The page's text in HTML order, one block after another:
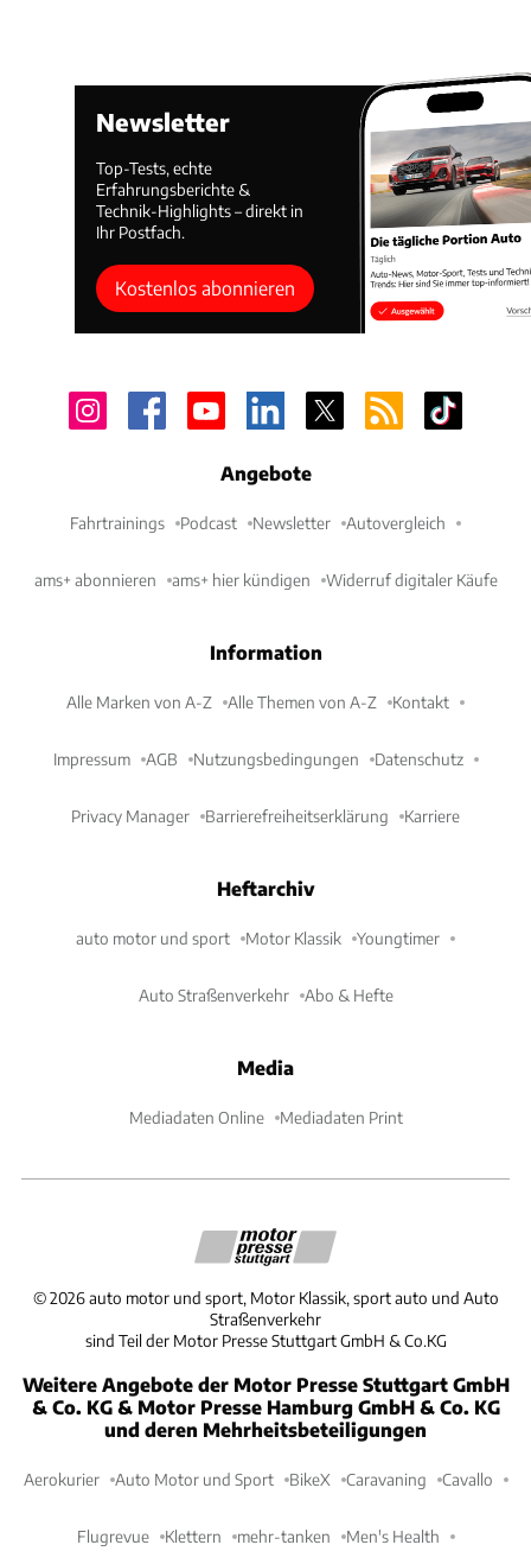
Newsletter
Top-Tests, echte
Erfahrungsberichte &
Technik-Highlights – direkt in
Ihr Postfach.
Kostenlos abonnieren
Angebote
Fahrtrainings Podcast Newsletter Autovergleich
ams+ abonnieren ams+ hier kündigen Widerruf digitaler Käufe
Information
Alle Marken von A-Z Alle Themen von A-Z Kontakt
Impressum AGB Nutzungsbedingungen Datenschutz
Privacy Manager Barrierefreiheitserklärung Karriere
Heftarchiv
auto motor und sport Motor Klassik Youngtimer
Auto Straßenverkehr Abo & Hefte
Media
Mediadaten Online Mediadaten Print
©2026 auto motor und sport, Motor Klassik, sport auto und Auto
Straßenverkehr
sind Teil der Motor Presse Stuttgart GmbH & Co.KG
Weitere Angebote der Motor Presse Stuttgart GmbH
& Co. KG & Motor Presse Hamburg GmbH & Co. KG
und deren Mehrheitsbeteiligungen
Aerokurier Auto Motor und Sport BikeX Caravaning Cavallo
Flugrevue Klettern mehr-tanken Men's Health